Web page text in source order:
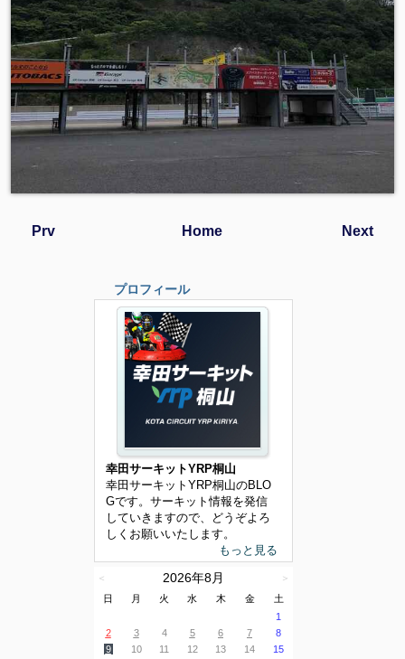
Prv Next
Home
プロフィール
幸田サーキットYRP桐山
幸田サーキットYRP桐山のBLO
Gです。サーキット情報を発信
していきますので、どうぞよろ
しくお願いいたします。
もっと見る
＜ 2026年8月
＞
日
月 火 水 木 金
土
1
2
3 4 5 6 7
8
9
10 11 12 13 14
15